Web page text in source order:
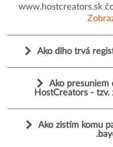
www.hostcreators.sk
Ako dlho trvá
Ako presuniem
HostCreators -
Ako zistím komu